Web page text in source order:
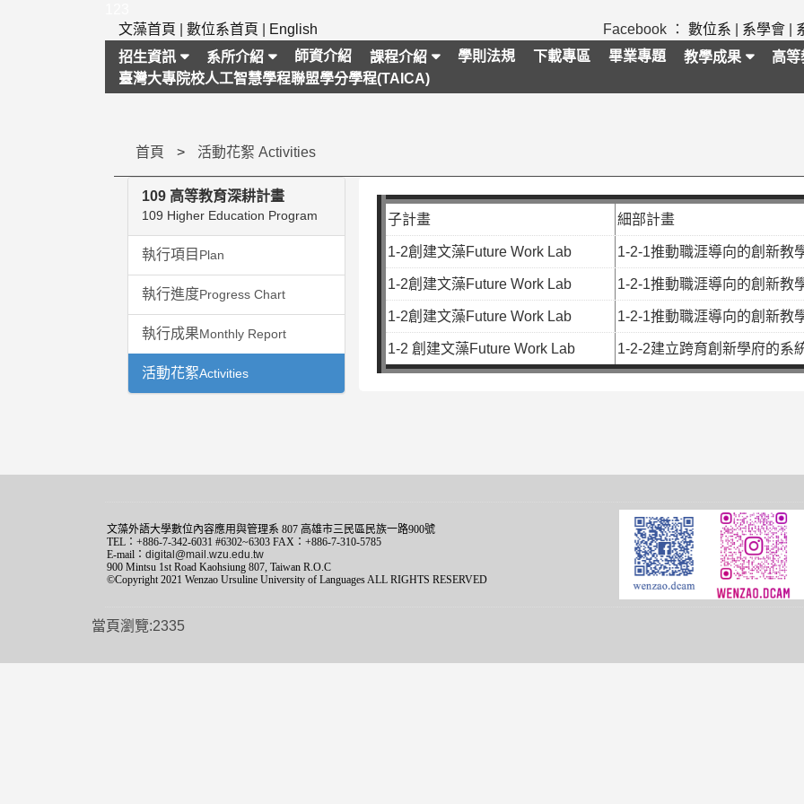
文藻首頁
數位系首頁 English Facebook ： 數位系 系學會
招生資訊
系所介紹 師資介紹 課程介紹 學則法規 下載專區 畢業專題 教學成果
高等
臺灣大專院校人工智慧學程聯盟學分學程(TAICA)
首頁 活動花絮 Activities
109 高等教育深耕計畫
109 Higher Education Program
執行項目 Plan
執行進度Progress Chart
執行成果 Monthly Report
活動花絮Activities
子計畫 細部計畫
1-2創建文藻Future Work Lab 1-2-1推動職涯導向的創新教
1-2創建文藻Future Work Lab 1-2-1推動職涯導向的創新教
1-2創建文藻Future Work Lab 1-2-1推動職涯導向的創新教
1-2 創建文藻Future Work Lab 1-2-2建立跨育創新學府的系
文藻外語大學數位內容應用與管理系 807 高雄市三民區民族一路900號
TEL：+886-7-342-6031 #6302~6303 FAX：+886-7-310-5785
E-mail： digital@mail.wzu.edu.tw
900 Mintsu 1st Road Kaohsiung 807, Taiwan R.O.C
©Copyright 2021 Wenzao Ursuline University of Languages ALL RIGHTS RESERVED
當頁瀏覽:2335